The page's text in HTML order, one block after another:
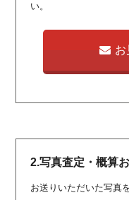
い。
お
2.写真査定・概算
お送りいただいた写真